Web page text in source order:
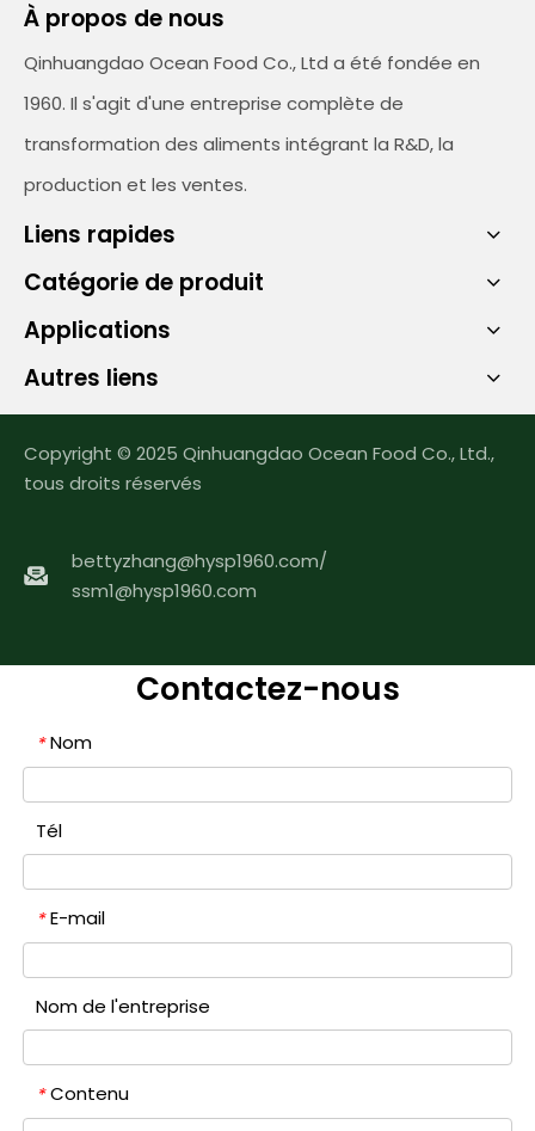
À propos de nous
Qinhuangdao Ocean Food Co., Ltd a été fondée en
1960. Il s'agit d'une entreprise complète de
transformation des aliments intégrant la R&D, la
production et les ventes.
Liens rapides
Catégorie de produit
Applications
Autres liens
Copyright © 2025 Qinhuangdao Ocean Food Co., Ltd.,
tous droits réservés
bettyzhang@hysp1960.com/
ssm1@hysp1960.com
Contactez-nous
* Nom
Tél
* E-mail
Nom de l'entreprise
* Contenu